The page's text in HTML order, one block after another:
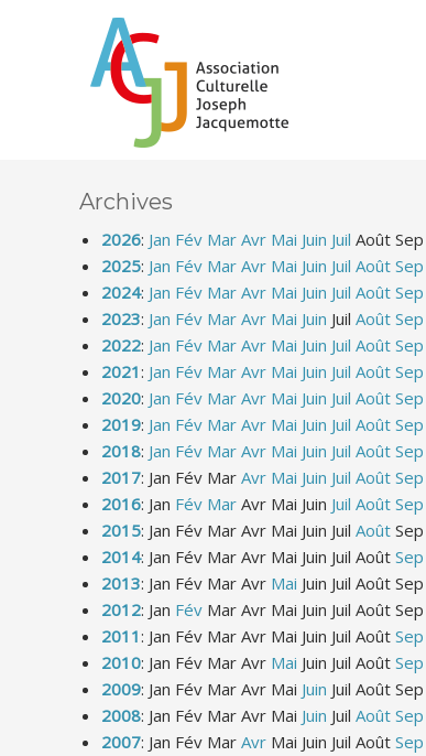
Archives
2026: Jan Fév Mar Avr Mai Juin Juil Août Sep
2025: Jan Fév Mar Avr Mai Juin Juil Août Sep
2024: Jan Fév Mar Avr Mai Juin Juil Août Sep
2023: Jan Fév Mar Avr Mai Juin Juil Août Sep
2022: Jan Fév Mar Avr Mai Juin Juil Août Sep
2021: Jan Fév Mar Avr Mai Juin Juil Août Sep
2020: Jan Fév Mar Avr Mai Juin Juil Août Sep
2019: Jan Fév Mar Avr Mai Juin Juil Août Sep
2018: Jan Fév Mar Avr Mai Juin Juil Août Sep
2017: Jan Fév Mar Avr Mai Juin Juil Août Sep
2016: Jan Fév Mar Avr Mai Juin Juil Août Sep
2015: Jan Fév Mar Avr Mai Juin Juil Août Sep
2014: Jan Fév Mar Avr Mai Juin Juil Août Sep
2013: Jan Fév Mar Avr Mai Juin Juil Août Sep
2012: Jan Fév Mar Avr Mai Juin Juil Août Sep
2011: Jan Fév Mar Avr Mai Juin Juil Août Sep
2010: Jan Fév Mar Avr Mai Juin Juil Août Sep
2009: Jan Fév Mar Avr Mai Juin Juil Août Sep
2008: Jan Fév Mar Avr Mai Juin Juil Août Sep
2007: Jan Fév Mar Avr Mai Juin Juil Août Sep